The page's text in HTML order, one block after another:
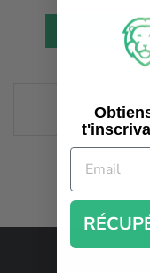
VOIR L’ARTICLE